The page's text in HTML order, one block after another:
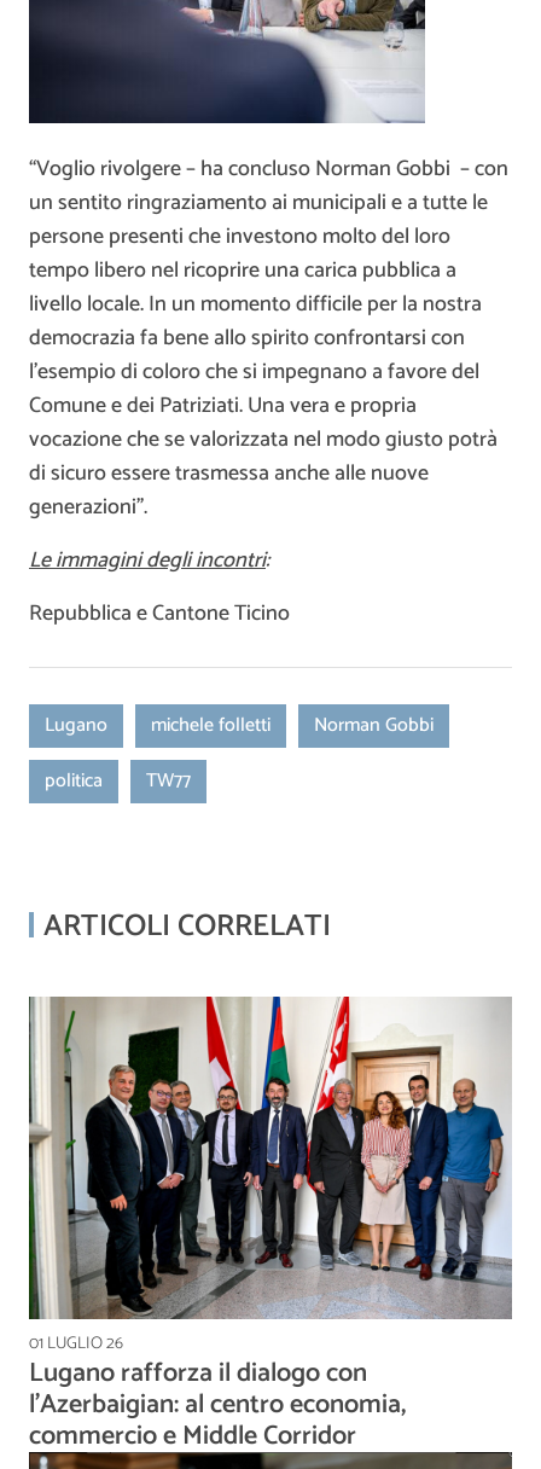
“Voglio rivolgere – ha concluso Norman Gobbi – con
un sentito ringraziamento ai municipali e a tutte le
persone presenti che investono molto del loro
tempo libero nel ricoprire una carica pubblica a
livello locale. In un momento difficile per la nostra
democrazia fa bene allo spirito confrontarsi con
l’esempio di coloro che si impegnano a favore del
Comune e dei Patriziati. Una vera e propria
vocazione che se valorizzata nel modo giusto potrà
di sicuro essere trasmessa anche alle nuove
generazioni”.
Le immagini degli incontri:
Repubblica e Cantone Ticino
Lugano michele folletti
Norman Gobbi
politica
TW77
ARTICOLI CORRELATI
01 LUGLIO 26
Lugano rafforza il dialogo con
l'Azerbaigian: al centro economia,
commercio e Middle Corridor